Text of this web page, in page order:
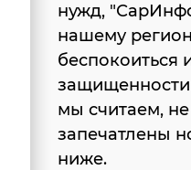
нужд,
нашему
беспокоиться
защищенности
мы считаем,
запечатлены
ниже.